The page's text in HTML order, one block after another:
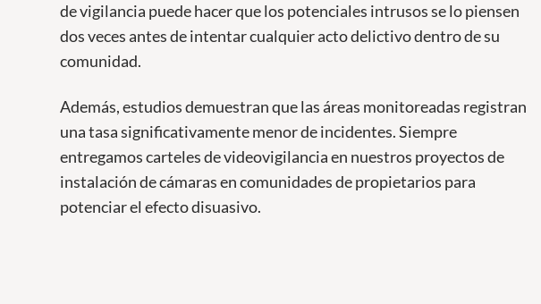
de vigilancia puede hacer que los potenciales intrusos se lo piensen
dos veces antes de intentar cualquier acto delictivo dentro de su
comunidad.
Además, estudios demuestran que las áreas monitoreadas registran
una tasa significativamente menor de incidentes. Siempre
entregamos carteles de videovigilancia en nuestros proyectos de
instalación de cámaras en comunidades de propietarios para
potenciar el efecto disuasivo.